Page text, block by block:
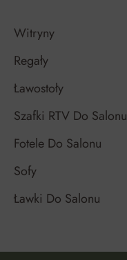
Witryny
Regały
Ławostoły
Szafki RTV Do Salonu
Fotele Do Salonu
Sofy
Ławki Do Salonu